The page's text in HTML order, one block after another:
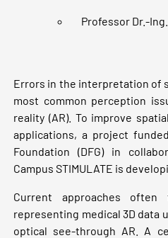
Professor Dr.-
Errors in the interpretation of
most common perception
reality (AR). To improve
applications, a project
Foundation (DFG) in
Campus STIMULATE is
Current approaches
representing medical 3D data
optical see-through AR. A